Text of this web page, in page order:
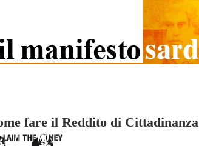
fare il Reddito di Cittadinanza